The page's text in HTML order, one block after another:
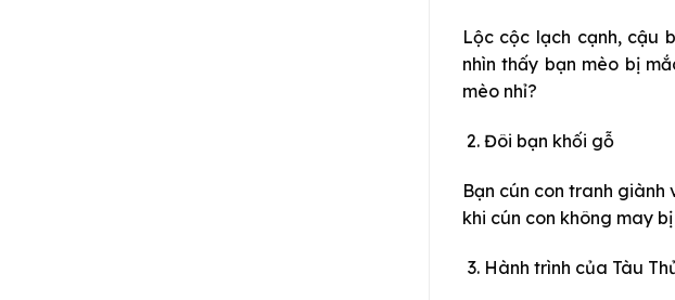
Lộc cộc lạch cạnh, cậu
nhìn thấy bạn mèo bị
mèo nhỉ?
Đôi bạn khối gỗ
Bạn cún con tranh
khi cún con không may
Hành trình của Tàu